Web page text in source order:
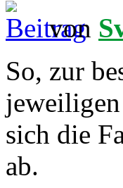
von
So, zur
sich die
ab.